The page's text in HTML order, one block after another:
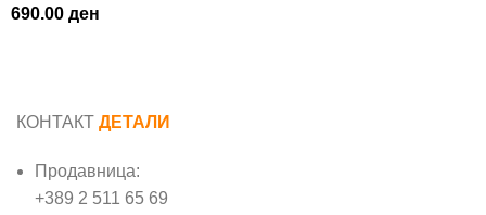
690.00ден
КОНТАКТ ДЕТАЛИ
Продавница:
+389 2 511 65 69